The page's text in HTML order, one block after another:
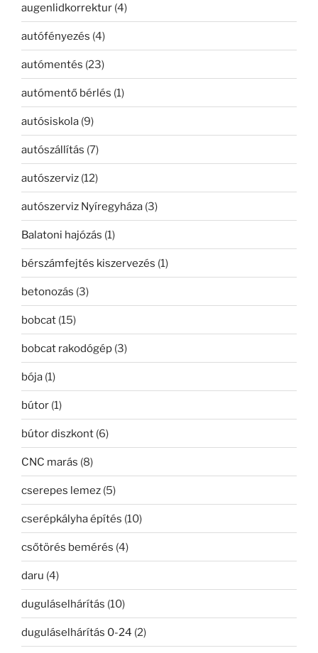
augenlidkorrektur (4)
autófényezés (4)
autómentés (23)
autómentő bérlés (1)
autósiskola (9)
autószállítás (7)
autószerviz (12)
autószerviz Nyíregyháza (3)
Balatoni hajózás (1)
bérszámfejtés kiszervezés (1)
betonozás (3)
bobcat (15)
bobcat rakodógép (3)
bója (1)
bútor (1)
bútor diszkont (6)
CNC marás (8)
cserepes lemez (5)
cserépkályha építés (10)
csőtörés bemérés (4)
daru (4)
duguláselhárítás (10)
duguláselhárítás 0-24 (2)